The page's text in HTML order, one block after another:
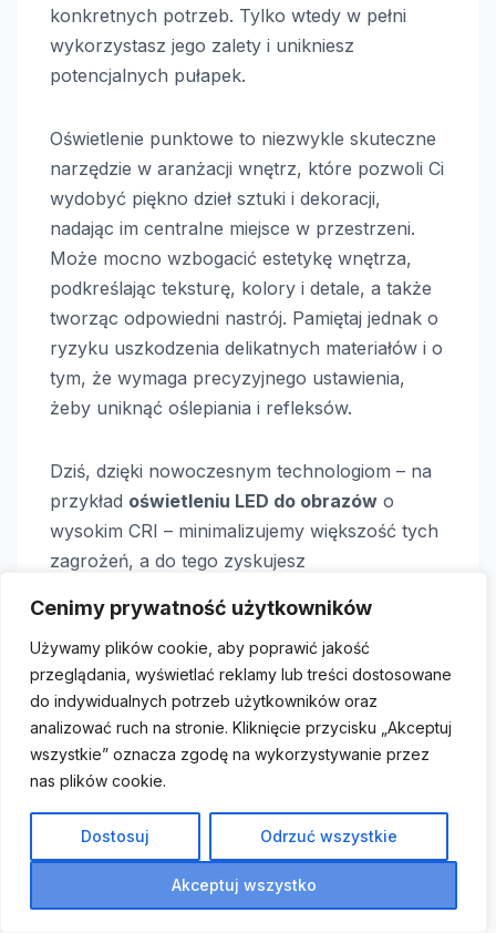
Cenimy prywatność użytkowników
Używamy plików cookie, aby poprawić jakość
przeglądania, wyświetlać reklamy lub treści dostosowane
do indywidualnych potrzeb użytkowników oraz
analizować ruch na stronie. Kliknięcie przycisku „Akceptuj
wszystkie” oznacza zgodę na wykorzystywanie przez
nas plików cookie.
Dostosuj Odrzuć wszystkie
Akceptuj wszystko
konkretnych potrzeb. Tylko wtedy w pełni
wykorzystasz jego zalety i unikniesz
potencjalnych pułapek.
Oświetlenie punktowe to niezwykle skuteczne
narzędzie w aranżacji wnętrz, które pozwoli Ci
wydobyć piękno dzieł sztuki i dekoracji,
nadając im centralne miejsce w przestrzeni.
Może mocno wzbogacić estetykę wnętrza,
podkreślając teksturę, kolory i detale, a także
tworząc odpowiedni nastrój. Pamiętaj jednak o
ryzyku uszkodzenia delikatnych materiałów i o
tym, że wymaga precyzyjnego ustawienia,
żeby uniknąć oślepiania i refleksów.
Dziś, dzięki nowoczesnym technologiom – na
przykład oświetleniu LED do obrazów o
wysokim CRI – minimalizujemy większość tych
zagrożeń, a do tego zyskujesz
podejmiesz decyzję, zastanów się nad
rodzajem eksponatów, ich wrażliwością na
światło i tym, jaki efekt wizualny chcesz
osiągnąć. Rozważ też alternatywy dla
oświetlenia punktowego, żeby znaleźć idealne
rozwiązanie dla Twojego domu.
Koniecznie eksperymentuj z różnymi
technikami i rodzajami oświetlenia, a jeśli masz
wątpliwości – skonsultuj się ze specjalistą.